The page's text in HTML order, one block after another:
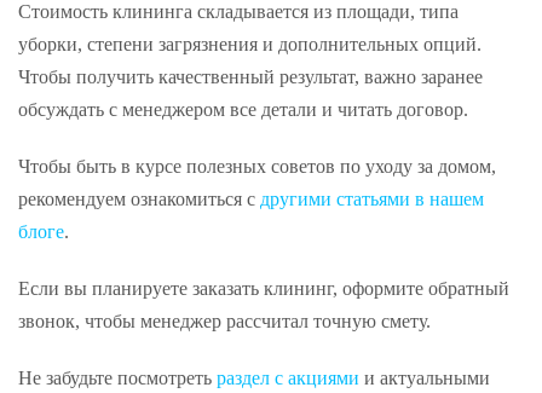
Стоимость клининга складывается из площади, типа
уборки, степени загрязнения и дополнительных опций.
Чтобы получить качественный результат, важно заранее
обсуждать с менеджером все детали и читать договор.
Чтобы быть в курсе полезных советов по уходу за домом,
рекомендуем ознакомиться с другими статьями в нашем
блоге.
Если вы планируете заказать клининг, оформите обратный
звонок, чтобы менеджер рассчитал точную смету.
Не забудьте посмотреть раздел с акциями и актуальными